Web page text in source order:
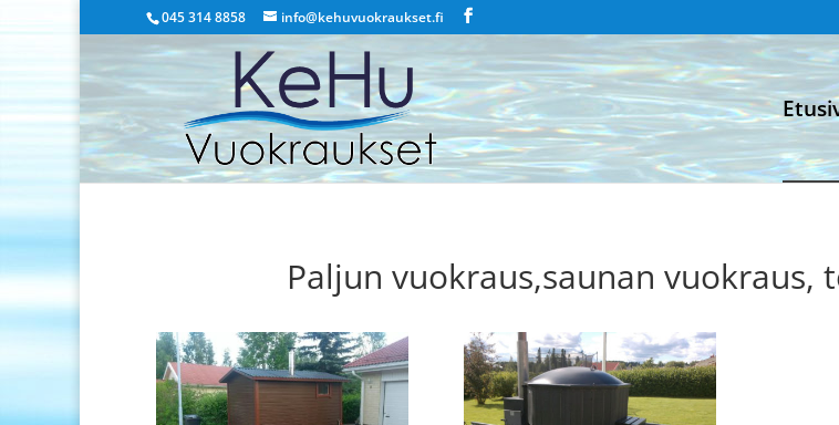
045 314 8858 info@kehuvuokraukset.fi
Paljun vuokraus,saunan